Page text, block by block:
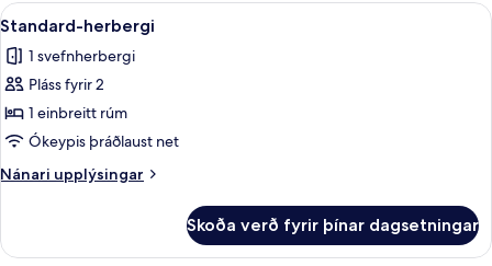
gott
aðgengi
(Communications)
1
tvíbreitt
rúm
gott
aðgengi
Skoða
allar
myndir
fyrir
Standard-
herbergi
Standard-herbergi | Ókeypis
2
Standard-herbergi
1 svefnherbergi
Pláss fyrir 2
1 einbreitt rúm
Ókeypis þráðlaust net
Nánari upplýsingar
Nánari
herbergi
Skoða verð fyrir þínar dagsetningar